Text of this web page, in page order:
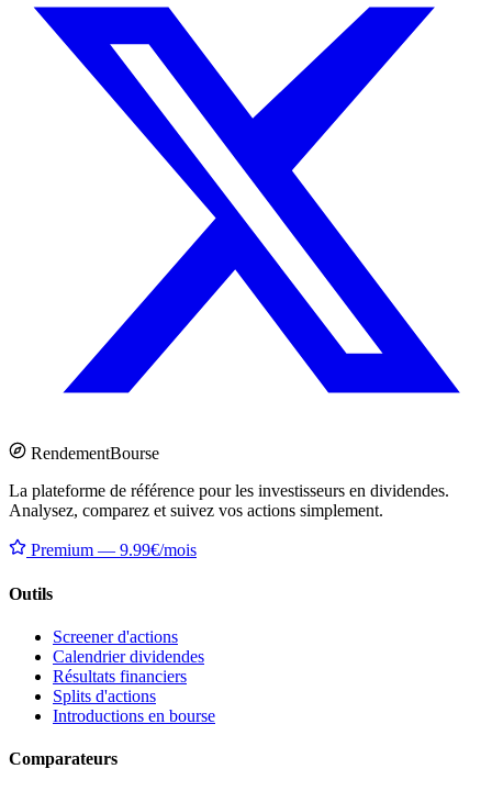
RendementBourse
La plateforme de référence pour les investisseurs en dividendes.
Analysez, comparez et suivez vos actions simplement.
Premium — 9.99€/mois
Outils
Screener d'actions
Calendrier dividendes
Résultats financiers
Splits d'actions
Introductions en bourse
Comparateurs